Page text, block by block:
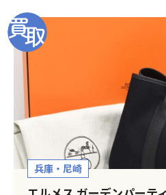
兵庫・尼崎